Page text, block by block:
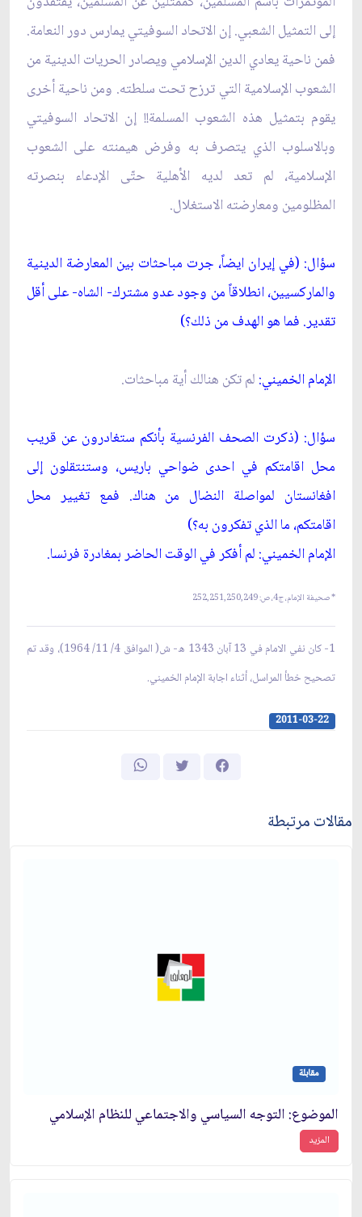
إلى التمثيل الشعبي. إن الاتحاد السوفيتي يمارس دور النعامة.
فمن ناحية يعادي الدين الإسلامي‏ ويصادر الحريات الدينية من
الشعوب الإسلامية التي ترزح تحت سلطته. ومن ناحية أخرى
يقوم بتمثيل هذه الشعوب المسلمة!! إن الاتحاد السوفيتي
وبالاسلوب الذي يتصرف به وفرض هيمنته على الشعوب
الإسلامية، لم تعد لديه الأهلية حتّى الإدعاء بنصرته
المظلومين ومعارضته الاستغلال.
سؤال: (في إيران ايضاً، جرت مباحثات بين المعارضة الدينية
والماركسيين، انطلاقاً من وجود عدو مشترك- الشاه- على أقل
تقدير. فما هو الهدف من ذلك؟)
الإمام الخميني: لم تكن هنالك أية مباحثات.
سؤال: (ذكرت الصحف الفرنسية بأنكم ستغادرون عن قريب
محل اقامتكم في احدى ضواحي باريس، وستنتقلون إلى
افغانستان لمواصلة النضال من هناك. فمع تغيير محل
اقامتكم، ما الذي تفكرون به؟)
الإمام الخميني: لم أفكر في الوقت الحاضر بمغادرة فرنسا.
* صحيفة الإمام، ج‏4، ص: 252,251,250,249
1- كان نفي الامام في 13 آبان 1343 ه- ش( الموافق 4/ 11/ 1964)، وقد تم
تصحيح خطأ المراسل، أثناء اجابة الإمام الخميني.
2011-03-22
مقالات مرتبطة
مقابلة
الموضوع: التوجه السياسي والاجتماعي للنظام الإسلامي‏
المزيد